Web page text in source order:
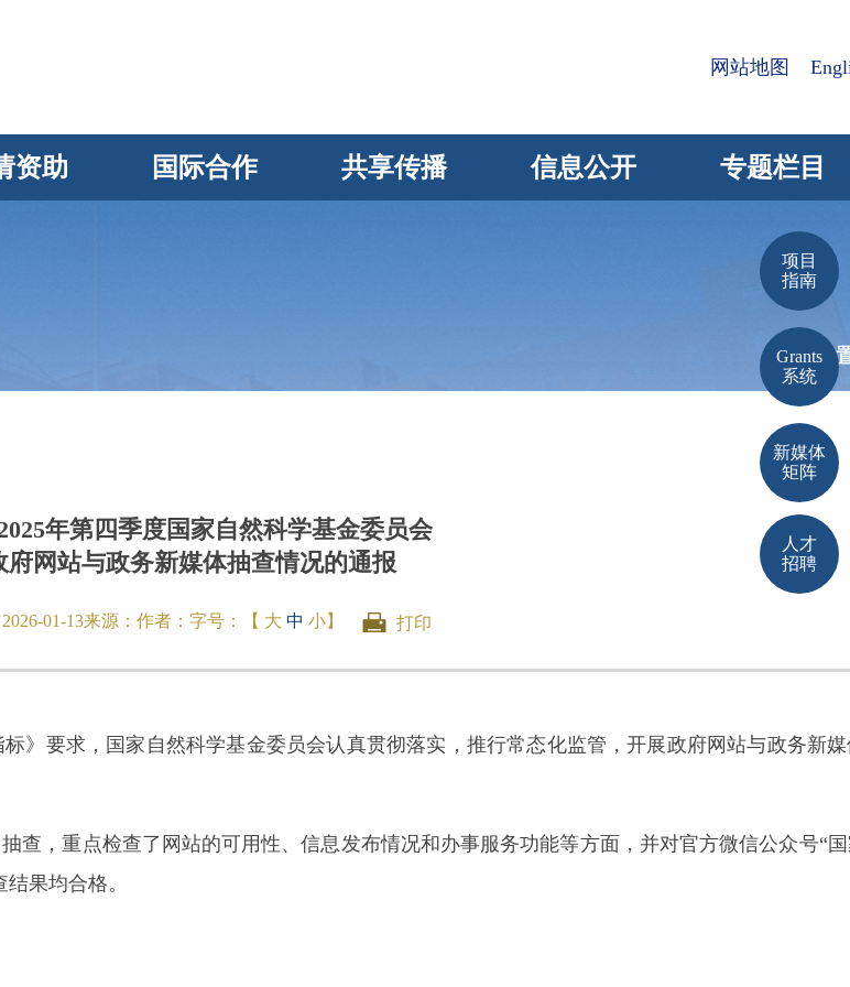
网站地图
资助 国际合作 共享传播 信息公开 专题栏目
当前位
年第四季度国家自然科学基金委员会
府网站与政务新媒体抽查情况的通报
2026-01-13来源： 作者： 字号：【 大 中 小】 打印
要求，国家自然科学基金委员会认真贯彻落实，推行常态化监管，开展政府网站与政务新
，重点检查了网站的可用性、信息发布情况和办事服务功能等方面，并对官方微信公众号“
果均合格。
项目
指南
Grants
系统
新媒体
矩阵
人才
招聘